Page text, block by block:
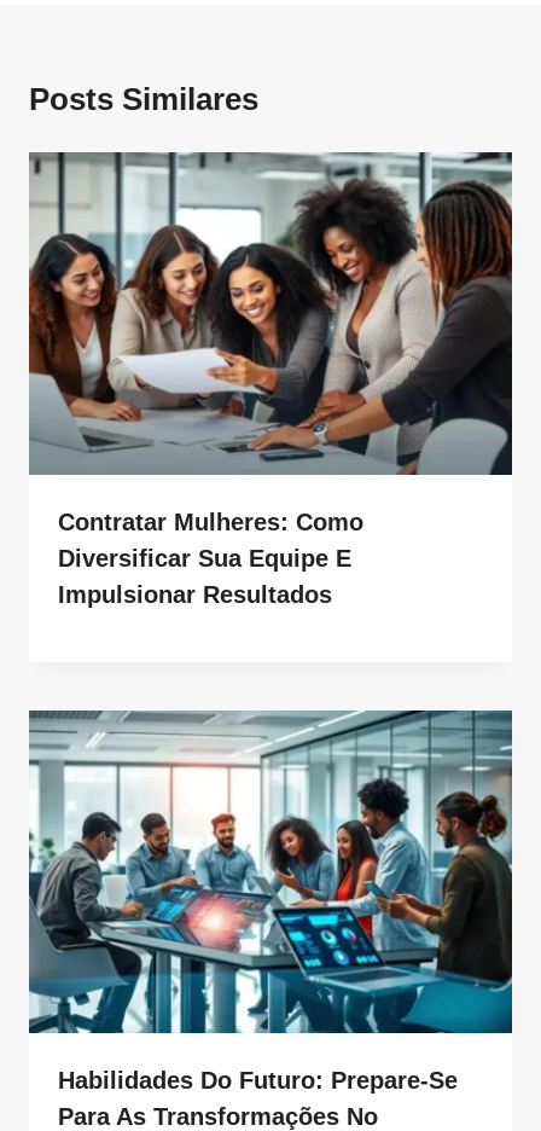
Posts Similares
Contratar Mulheres: Como
Diversificar Sua Equipe E
Impulsionar Resultados
Habilidades Do Futuro: Prepare-Se
Para As Transformações No